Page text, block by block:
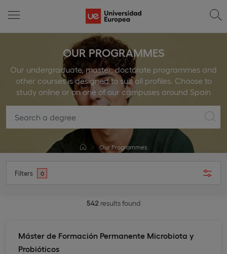
OUR PROGRAMMES
Our undergraduate, master, doctorate programmes and
other courses is designed to suit all profiles. Choose to
study online or on one of our campuses around Spain
Our Programmes
Filters 0
542 results found
Máster de Formación Permanente Microbiota y
Probióticos